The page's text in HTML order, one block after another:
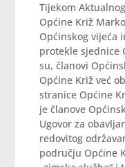
Tijekom
Općine Križ
Općinskog vijeća
protekle sjednice
su, članovi
Općine Križ već
stranice Općine
je članove
Ugovor za
redovitog
području Općine